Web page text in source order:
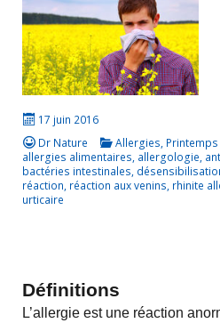
17 juin 2016
Dr Nature
Allergies, Printemps
allergies alimentaires, allergologie,
bactéries intestinales,
réaction, réaction aux venins, rhinite
urticaire
Définitions
L’allergie est une réaction